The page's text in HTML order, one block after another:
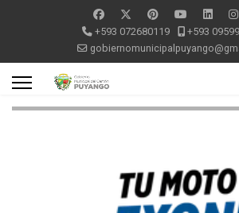
+593 072680119
+593